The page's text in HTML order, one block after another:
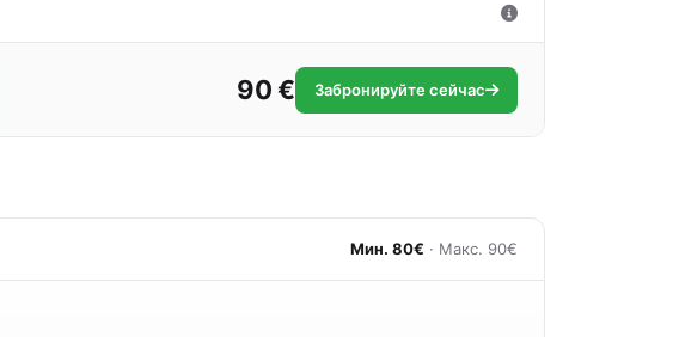
90 € Забронируйте сейчас
Мин. 80€ · Макс. 90€